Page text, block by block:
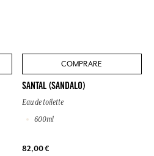
COMPRARE
SANTAL (SANDALO)
Eau de toilette
600ml
82,00 €